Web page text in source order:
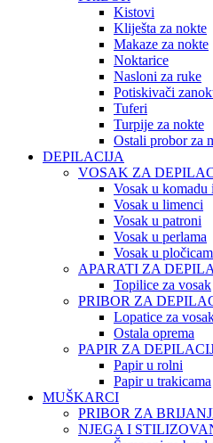
Kistovi
Kliješta za nokte
Makaze za nokte
Noktarice
Nasloni za ruke
Potiskivači
Tuferi
Turpije za nokte
Ostali probor za
DEPILACIJA
VOSAK ZA
Vosak u komadu
Vosak u limenci
Vosak u patroni
Vosak u perlama
Vosak u
APARATI ZA
Topilice za vosak
PRIBOR ZA
Lopatice za
Ostala oprema
PAPIR ZA
Papir u rolni
Papir u trakicama
MUŠKARCI
PRIBOR ZA
NJEGA I